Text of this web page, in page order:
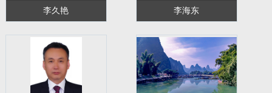
李久艳 李海东